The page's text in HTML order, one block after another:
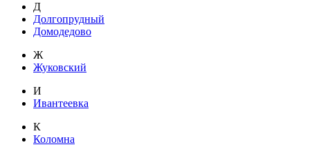
Д
Долгопрудный
Домодедово
Ж
Жуковский
И
Ивантеевка
К
Коломна